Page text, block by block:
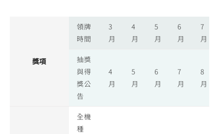
獎項
領牌
時間
3
月
4
月
5
月
6
月
7
月
抽獎
與得
獎公
告
4
月
5
月
6
月
7
月
8
月
全機
種